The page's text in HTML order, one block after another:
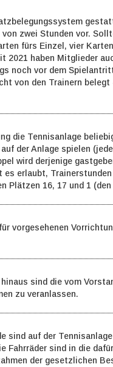
zwei Stunden vor.
fürs Einzel, vier
haben Mitglieder
noch vor dem
von den Trainern
die Tennisanlage
der Anlage spielen
wird derjenige
erlaubt,
Plätzen 16, 17 und 1
vorgesehenen
sind die vom
zu veranlassen.
sind auf der
sind in die
der gesetzlichen